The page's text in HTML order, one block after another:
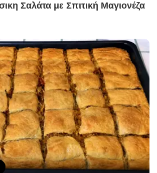
Σαλάτα με Σπιτική Μαγιονέζα